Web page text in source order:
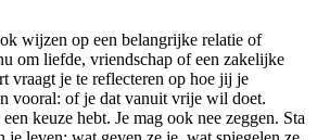
wijzen op een belangrijke relatie of
om liefde, vriendschap of een zakelijke
vraagt je te reflecteren op hoe jij je
vooral: of je dat vanuit vrije wil doet.
keuze hebt. Je mag ook nee zeggen. Sta